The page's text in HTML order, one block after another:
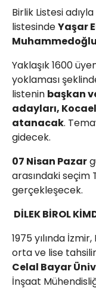
Birlik Listesi
listesindeYaşar
Muhammedoğlu
Yaklaşık 1600
yoklaması
listenin başkan
adayları,
atanacak.
gidecek.
07 Nisan Pazar
arasındaki seçim
gerçekleşecek.
DİLEK BİROL
1975 yılında
orta ve lise
Celal Bayar
İnşaat